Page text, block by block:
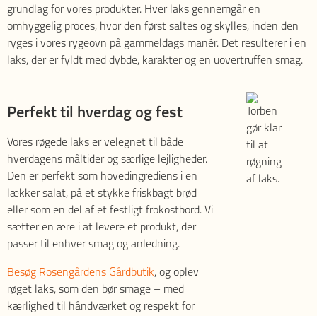
grundlag for vores produkter. Hver laks gennemgår en
omhyggelig proces, hvor den først saltes og skylles, inden den
ryges i vores rygeovn på gammeldags manér. Det resulterer i en
laks, der er fyldt med dybde, karakter og en uovertruffen smag.
Perfekt til hverdag og fest
Vores røgede laks er velegnet til både
hverdagens måltider og særlige lejligheder.
Den er perfekt som hovedingrediens i en
lækker salat, på et stykke friskbagt brød
eller som en del af et festligt frokostbord. Vi
sætter en ære i at levere et produkt, der
passer til enhver smag og anledning.
Besøg Rosengårdens Gårdbutik, og oplev
røget laks, som den bør smage – med
kærlighed til håndværket og respekt for